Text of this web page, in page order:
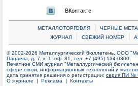
ВКонтакте
МЕТАЛЛОТОРГОВЛЯ | ЧЕРНЫЕ
ЖУРНАЛ
| СВЕЖИЙ НОМЕР |
© 2002-2026 Металлургический бюллетень, ООО
Пацаева, д. 7, к. 1, оф. 81, тел. +7 (495) 134-0300
Печатное СМИ журнал "Металлургический
сфере связи, информационных технологий и
дата принятия решения о регистрации: серия ПИ №
О журнале | Реклама | Контакты